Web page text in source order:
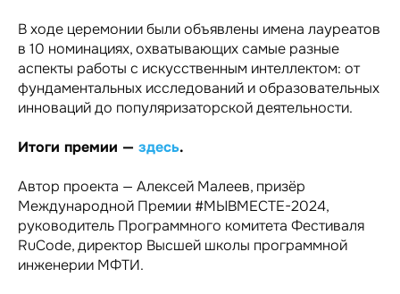
В ходе церемонии были объявлены имена лауреатов
в 10 номинациях, охватывающих самые разные
аспекты работы с искусственным интеллектом: от
фундаментальных исследований и образовательных
инноваций до популяризаторской деятельности.
Итоги премии — здесь.
Автор проекта — Алексей Малеев, призёр
Международной Премии #МЫВМЕСТЕ-2024,
руководитель Программного комитета Фестиваля
RuCode, директор Высшей школы программной
инженерии МФТИ.